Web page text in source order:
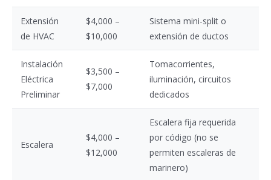
Extensión
de HVAC
$4,000 –
$10,000
Sistema mini-split o
extensión de ductos
Instalación
Eléctrica
Preliminar
$3,500 –
$7,000
Tomacorrientes,
iluminación, circuitos
dedicados
Escalera
$4,000 –
$12,000
Escalera fija requerida
por código (no se
permiten escaleras de
marinero)